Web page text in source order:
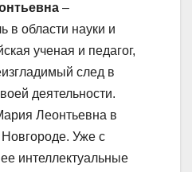
–
в области науки и
ученая и педагог,
след в
деятельности.
Леонтьевна в
Уже с
интеллектуальные